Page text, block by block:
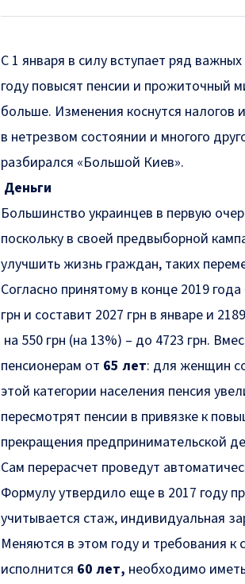
С 1 января в силу вступает ряд
году повысят пенсии и прожиточный
больше. Изменения коснутся
в нетрезвом состоянии и многого
разбирался «Большой Киев».
Деньги
Большинство украинцев в первую
поскольку в своей предвыборной
улучшить жизнь граждан, таких
Согласно принятому в конце 2019
грн и составит 2027 грн в январе и
на 550 грн (на 13%) – до 4723 грн.
пенсионерам от 65 лет: для женщин
этой категории населения пенсия
пересмотрят пенсии в привязке к
прекращения предпринимательской
Сам перерасчет проведут
Формулу утвердило еще в 2017 году
учитывается стаж, индивидуальная
Меняются в этом году и требования к
исполнится 60 лет, необходимо